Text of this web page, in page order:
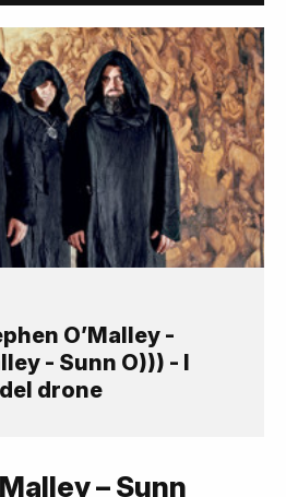
O’Malley -
- Sunn O))) - I
drone
– Sunn